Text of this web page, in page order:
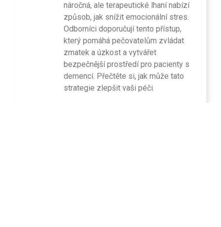
náročná, ale terapeutické lhaní nabízí
způsob, jak snížit emocionální stres.
Odborníci doporučují tento přístup,
který pomáhá pečovatelům zvládat
zmatek a úzkost a vytvářet
bezpečnější prostředí pro pacienty s
demencí. Přečtěte si, jak může tato
strategie zlepšit vaši péči.